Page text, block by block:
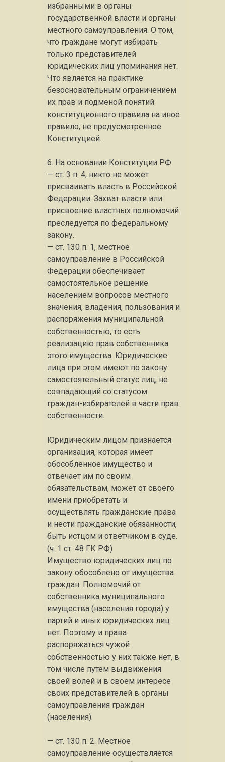
избранными в органы
государственной власти и органы
местного самоуправления. О том,
что граждане могут избирать
только представителей
юридических лиц упоминания нет.
Что является на практике
безосновательным ограничением
их прав и подменой понятий
конституционного правила на иное
правило, не предусмотренное
Конституцией.
6. На основании Конституции РФ:
— ст. 3 п. 4, никто не может
присваивать власть в Российской
Федерации. Захват власти или
присвоение властных полномочий
преследуется по федеральному
закону.
— ст. 130 п. 1, местное
самоуправление в Российской
Федерации обеспечивает
самостоятельное решение
населением вопросов местного
значения, владения, пользования и
распоряжения муниципальной
собственностью, то есть
реализацию прав собственника
этого имущества. Юридические
лица при этом имеют по закону
самостоятельный статус лиц, не
совпадающий со статусом
граждан-избирателей в части прав
собственности.
Юридическим лицом признается
организация, которая имеет
обособленное имущество и
отвечает им по своим
обязательствам, может от своего
имени приобретать и
осуществлять гражданские права
и нести гражданские обязанности,
быть истцом и ответчиком в суде.
(ч. 1 ст. 48 ГК РФ)
Имущество юридических лиц по
закону обособлено от имущества
граждан. Полномочий от
собственника муниципального
имущества (населения города) у
партий и иных юридических лиц
нет. Поэтому и права
распоряжаться чужой
собственностью у них также нет, в
том числе путем выдвижения
своей волей и в своем интересе
своих представителей в органы
самоуправления граждан
(населения).
— ст. 130 п. 2. Местное
самоуправление осуществляется